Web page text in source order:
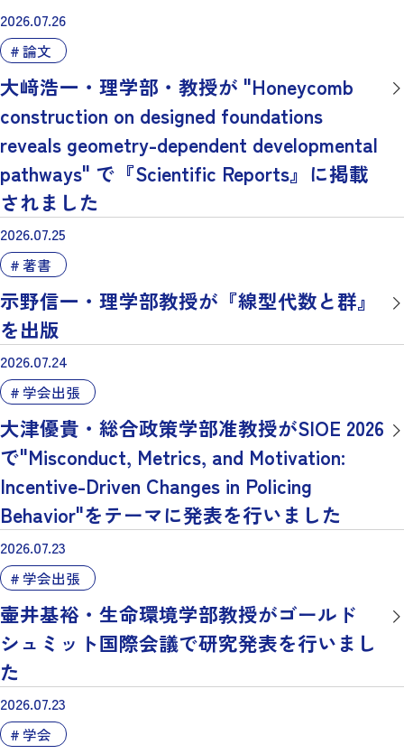
2026.07.26
論文
大﨑浩一・理学部・教授が "Honeycomb
construction on designed foundations
reveals geometry-dependent developmental
pathways" で『Scientific Reports』に掲載
されました
2026.07.25
著書
示野信一・理学部教授が『線型代数と群』
を出版
2026.07.24
学会出張
大津優貴・総合政策学部准教授がSIOE 2026
で"Misconduct, Metrics, and Motivation:
Incentive-Driven Changes in Policing
Behavior"をテーマに発表を行いました
2026.07.23
学会出張
壷井基裕・生命環境学部教授がゴールド
シュミット国際会議で研究発表を行いまし
た
2026.07.23
学会